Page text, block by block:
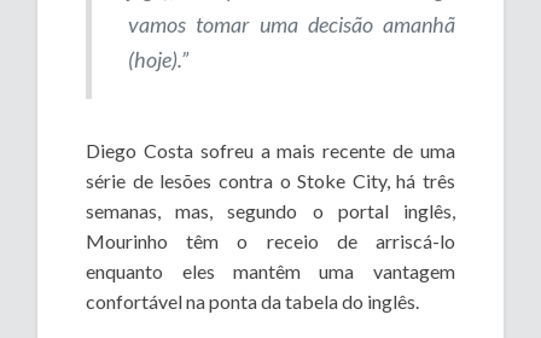
vamos tomar uma decisão amanhã
(hoje).”
Diego Costa sofreu a mais recente de uma
série de lesões contra o Stoke City, há três
semanas, mas, segundo o portal inglês,
Mourinho têm o receio de arriscá-lo
enquanto eles mantêm uma vantagem
confortável na ponta da tabela do inglês.